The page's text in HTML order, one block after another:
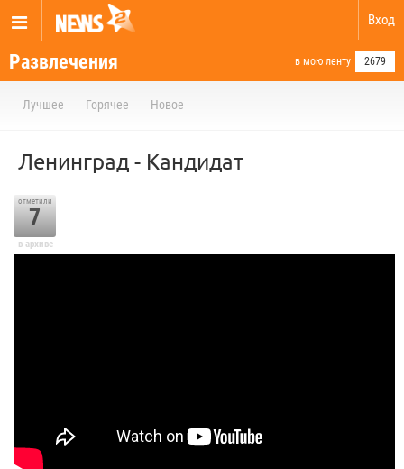
Вход
Развлечения в мою ленту 2679
Лучшее Горячее Новое
Ленинград - Кандидат
отметили
7
в архиве